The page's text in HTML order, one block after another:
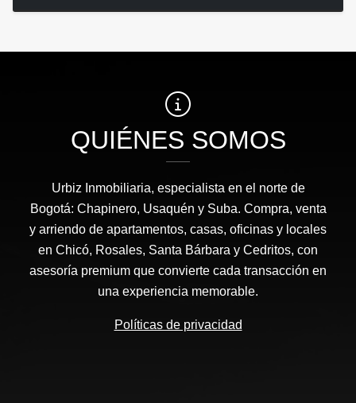
QUIÉNES SOMOS
Urbiz Inmobiliaria, especialista en el norte de
Bogotá: Chapinero, Usaquén y Suba. Compra, venta
y arriendo de apartamentos, casas, oficinas y locales
en Chicó, Rosales, Santa Bárbara y Cedritos, con
asesoría premium que convierte cada transacción en
una experiencia memorable.
Políticas de privacidad